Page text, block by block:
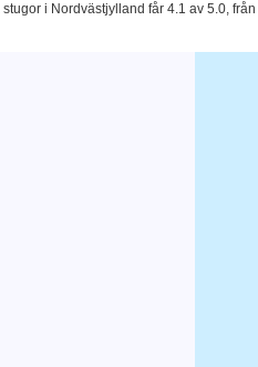
stugor i Nordvästjylland får 4.1 av 5.0,